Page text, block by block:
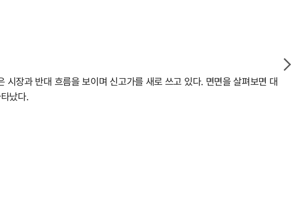
장과 반대 흐름을 보이며 신고가를 새로 쓰고 있다. 면면을 살펴보면 대
났다.